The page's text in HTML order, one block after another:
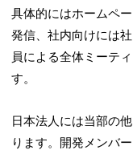
具体的にはホームペ
発信、社内向けには
員による全体ミーテ
す。
日本法人には当部の
ります。開発メンバ